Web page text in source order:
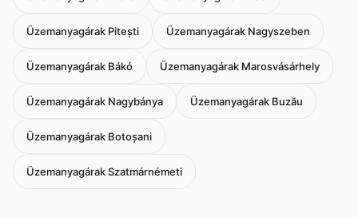
Üzemanyagárak Pitești Üzemanyagárak Nagyszeben
Üzemanyagárak Bákó Üzemanyagárak Marosvásárhely
Üzemanyagárak Nagybánya Üzemanyagárak Buzău
Üzemanyagárak Botoșani
Üzemanyagárak Szatmárnémeti